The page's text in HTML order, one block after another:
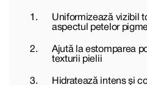
Uniformizează vizibil
aspectul petelor
Ajută la estomparea
texturii pielii
Hidratează intens și